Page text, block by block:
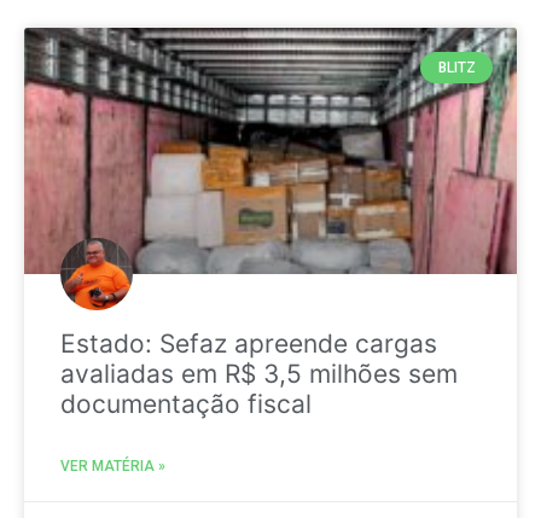
BLITZ
Estado: Sefaz apreende cargas
avaliadas em R$ 3,5 milhões sem
documentação fiscal
VER MATÉRIA »